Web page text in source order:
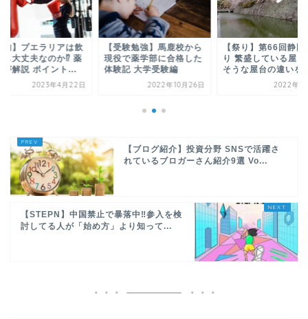
胸】プエラリアは飲
も大丈夫なのか⁉ 薬
が解説 ポイント...
2023年4月22日
【受験勉強】馬鹿校から
現役で薬学部に合格した
体験記 大学受験編
2022年10月26日
【祭り】第66回静岡
り 繁盛している屋
そうな屋台の違いを
2022年7
【ブログ紹介】投資分野 SNSで活躍さ
れているブロガーさん紹介9選 Vo...
【STEPN】中国禁止で暴落中‼参入を検
討してる人が「始め方」より知って...